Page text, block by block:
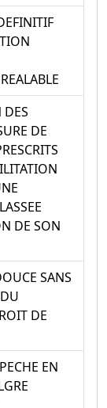
DES
DE
DE SON
SANS
DE
EN